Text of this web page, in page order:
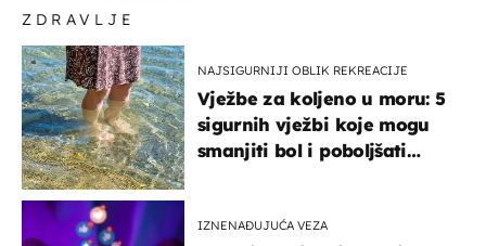
ZDRAVLJE
NAJSIGURNIJI OBLIK REKREACIJE
Vježbe za koljeno u moru: 5
sigurnih vježbi koje mogu
smanjiti bol i poboljšati
IZNENAĐUJUĆA VEZA